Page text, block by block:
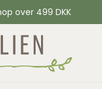
over 499 DKK